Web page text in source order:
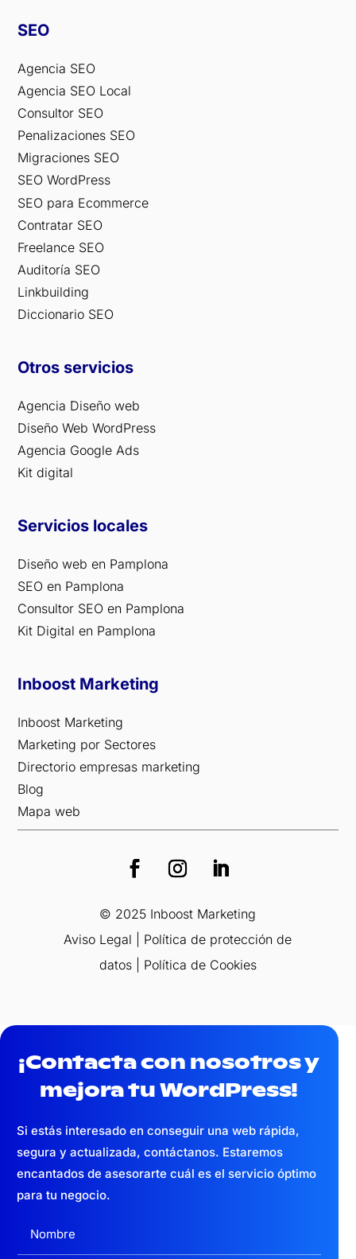
SEO
Agencia SEO
Agencia SEO Local
Consultor SEO
Penalizaciones SEO
Migraciones SEO
SEO WordPress
SEO para Ecommerce
Contratar SEO
Freelance SEO
Auditoría SEO
Linkbuilding
Diccionario SEO
Otros servicios
Agencia Diseño web
Diseño Web WordPress
Agencia Google Ads
Kit digital
Servicios locales
Diseño web en Pamplona
SEO en Pamplona
Consultor SEO en Pamplona
Kit Digital en Pamplona
Inboost Marketing
Inboost Marketing
Marketing por Sectores
Directorio empresas marketing
Blog
Mapa web
© 2025 Inboost Marketing
Aviso Legal
Política de protección de
datos| Política de Cookies
¡Contacta con nosotros y
mejora tu WordPress!
Si estás interesado en conseguir una web rápida,
segura y actualizada, contáctanos. Estaremos
encantados de asesorarte cuál es el servicio óptimo
para tu negocio.